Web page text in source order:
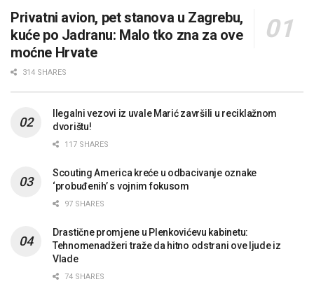
Privatni avion, pet stanova u Zagrebu,
kuće po Jadranu: Malo tko zna za ove
moćne Hrvate
314 SHARES
Ilegalni vezovi iz uvale Marić završili u reciklažnom
dvorištu!
117 SHARES
Scouting America kreće u odbacivanje oznake
‘probuđenih’ s vojnim fokusom
97 SHARES
Drastične promjene u Plenkovićevu kabinetu:
Tehnomenadžeri traže da hitno odstrani ove ljude iz
Vlade
74 SHARES